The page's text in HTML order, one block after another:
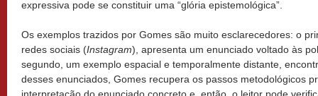
expressiva pode se constituir uma “glória epistemológica”.
Os exemplos trazidos por Gomes são muito esclarecedores: o
redes sociais (Instagram), apresenta um enunciado voltado às
segundo, um exemplo espacial e temporalmente distante,
desses enunciados, Gomes recupera os passos metodológicos
interpretação do enunciado concreto e, então, o leitor pode